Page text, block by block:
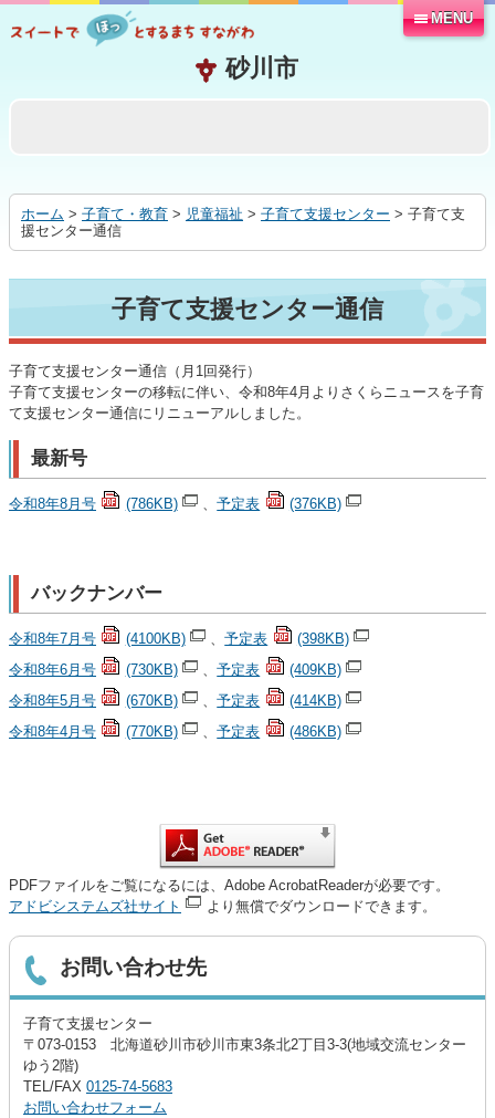
る
MENU
ホーム > 子育て・教育 > 児童福祉 > 子育て支援センター > 子育て支
援センター通信
子育て支援センター通信
子育て支援センター通信（月1回発行）
子育て支援センターの移転に伴い、令和8年4月よりさくらニュースを子育
て支援センター通信にリニューアルしました。
最新号
令和8年8月号 (786KB) 、予定表 (376KB)
バックナンバー
令和8年7月号 (4100KB) 、予定表
(398KB)
令和8年6月号
(730KB) 、予定表
(409KB)
令和8年5月号
(670KB) 、予定表
(414KB)
令和8年4月号
(770KB) 、予定表 (486KB)
PDFファイルをご覧になるには、Adobe AcrobatReaderが必要です。
アドビシステムズ社サイト
より無償でダウンロードできます。
お問い合わせ先
子育て支援センター
〒073-0153 北海道砂川市砂川市東3条北2丁目3-3(地域交流センター
ゆう2階)
TEL/FAX 0125-74-5683
お問い合わせフォーム